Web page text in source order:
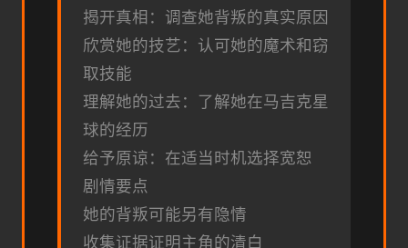
揭开真相：调查她背叛的真实原因
欣赏她的技艺：认可她的魔术和窃
取技能
理解她的过去：了解她在马吉克星
球的经历
给予原谅：在适当时机选择宽恕
剧情要点
她的背叛可能另有隐情
收集证据证明主角的清白